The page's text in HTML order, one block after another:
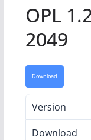
OPL
2049
Download
Version
Download